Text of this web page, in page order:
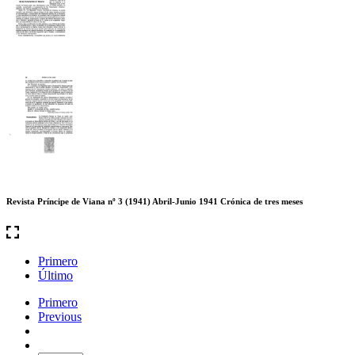
Revista Príncipe de Viana nº 3 (1941) Abril-Junio 1941 Crónica de tres meses
Primero
Último
Primero
Previous